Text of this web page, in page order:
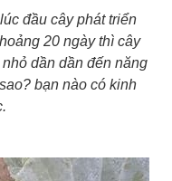
đầu cây phát triển
20 ngày thì cây
dần dần đến năng
bạn nào có kinh